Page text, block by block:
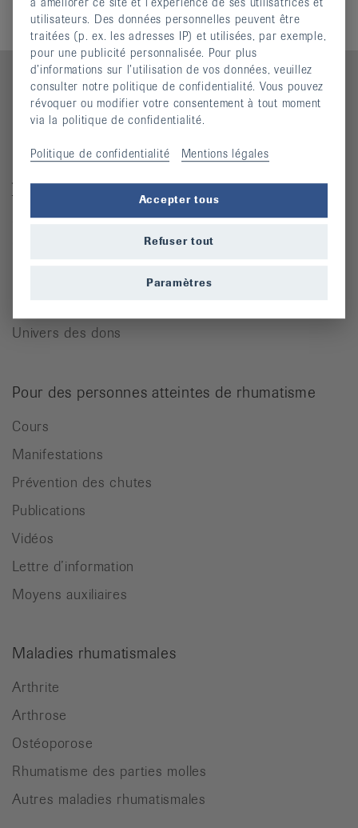
Contact
Ligue suisse contre le rhumatisme
Josefstrasse 92, 8005 Zürich
Téléphone: 044 487 40 00
Coordonnées bancaires
Commande Téléphone: 044 487 40 10
Univers des dons
Pour des personnes atteintes de rhumatisme
Cours
Manifestations
Prévention des chutes
Publications
Vidéos
Lettre d’information
Moyens auxiliaires
Maladies rhumatismales
Arthrite
Arthrose
Ostéoporose
Rhumatisme des parties molles
Autres maladies rhumatismales
utilisateurs. Des données personnelles peuvent être
traitées (p. ex. les adresses IP) et utilisées, par exemple,
pour une publicité personnalisée. Pour plus
d’informations sur l’utilisation de vos données, veuillez
consulter notre politique de confidentialité. Vous pouvez
révoquer ou modifier votre consentement à tout moment
via la politique de confidentialité.
Politique de confidentialité Mentions légales
Accepter tous
Refuser tout
Paramètres